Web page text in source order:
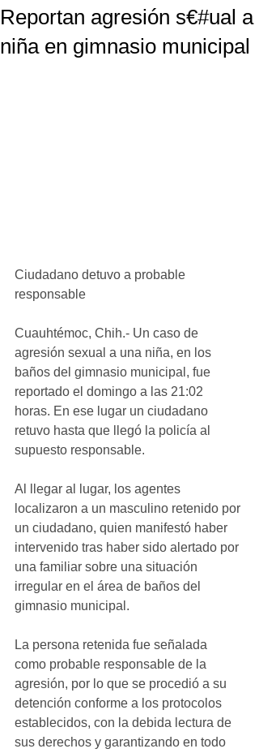
Reportan agresión s€#ual a
niña en gimnasio municipal
Ciudadano detuvo a probable
responsable
Cuauhtémoc, Chih.- Un caso de
agresión sexual a una niña, en los
baños del gimnasio municipal, fue
reportado el domingo a las 21:02
horas. En ese lugar un ciudadano
retuvo hasta que llegó la policía al
supuesto responsable.
Al llegar al lugar, los agentes
localizaron a un masculino retenido por
un ciudadano, quien manifestó haber
intervenido tras haber sido alertado por
una familiar sobre una situación
irregular en el área de baños del
gimnasio municipal.
La persona retenida fue señalada
como probable responsable de la
agresión, por lo que se procedió a su
detención conforme a los protocolos
establecidos, con la debida lectura de
sus derechos y garantizando en todo